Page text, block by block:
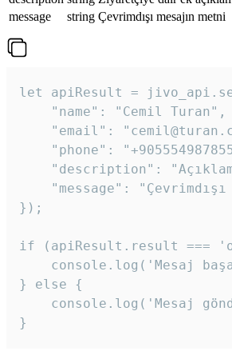
message
string Çevrimdışı mesajın metni
let apiResult =
    "name": "Cemil Turan",
"email":
"phone":
"description":
"message": "Çevrimdışı
});
if (apiResult.result ===
console.log('Mesaj
} else {
console.log('Mesaj
}